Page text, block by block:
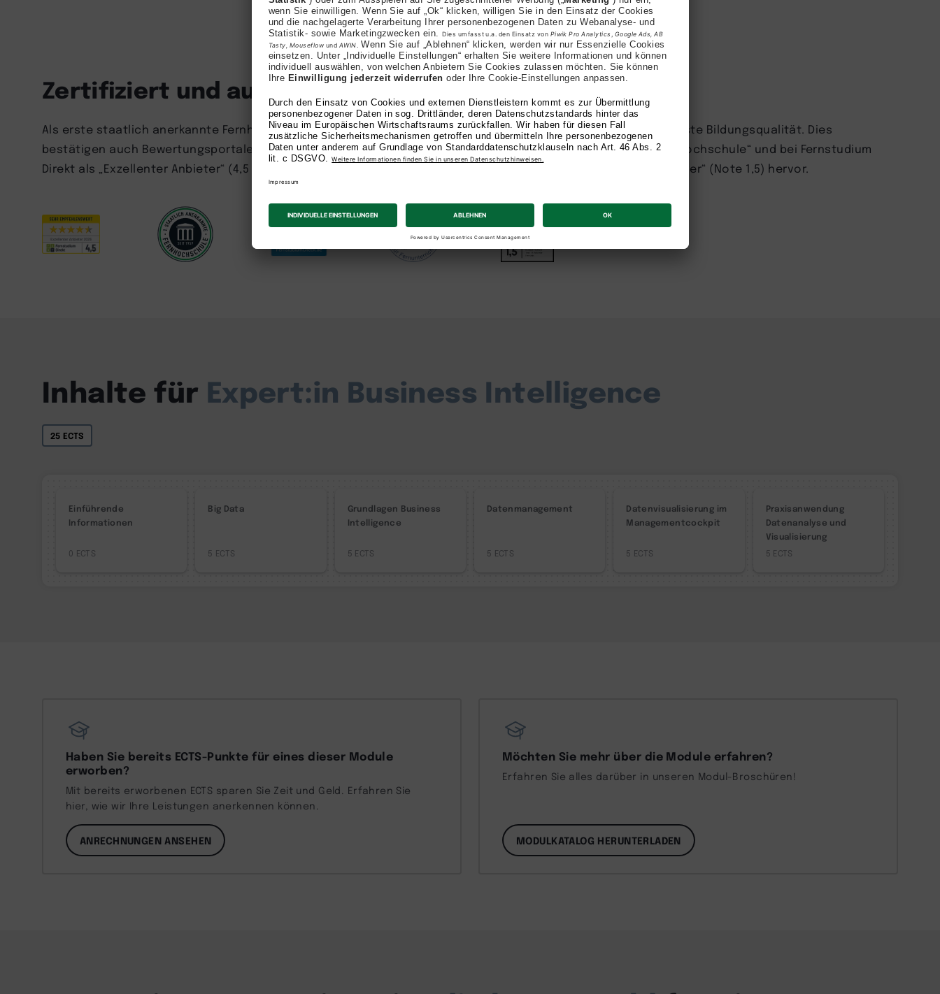
Zertifiziert und ausgezeichnet
Als erste staatlich anerkannte Fernhochschule mit offizieller ZFU-Zulassung steht die AKAD University für höchste Bildungsqualität. Dies
bestätigen auch Bewertungsportale und Studierende: 2026 wurden wir auf FernstudiumCheck.de als „TOP Fernhochschule“ und bei Fernstudium
Direkt als „Exzellenter Anbieter“ (4,5 Sterne) ausgezeichnet. Zudem gingen wir bei trusted als „Fernunis Testsieger“ (Note 1,5) hervor.
Inhalte für Expert:in Business Intelligence
25 ECTS
Einführende
Informationen
0
Big Data
5
Grundlagen Business
Intelligence
5
Datenmanagement
5
Datenvisualisierung im
Managementcockpit
5
Praxisanwendung
Datenanalyse und
Visualisierung
5
Haben Sie bereits ECTS-Punkte für eines dieser Module
erworben?
Mit bereits erworbenen ECTS sparen Sie Zeit und Geld. Erfahren Sie
hier, wie wir Ihre Leistungen anerkennen können.
ANRECHNUNGEN ANSEHEN
Möchten Sie mehr über die Module erfahren?
Erfahren Sie alles darüber in unseren Modul-Broschüren!
MODULKATALOG HERUNTERLADEN